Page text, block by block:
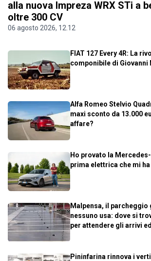
alla nuova Impreza WRX STi a
oltre 300 CV
06 agosto 2026, 12.12
FIAT 127 Every 4R: La
componibile di Giovanni
Alfa Romeo Stelvio
maxi sconto da 13.000
affare?
Ho provato la Mercedes-
prima elettrica che mi
Malpensa, il parcheggio
nessuno usa: dove si
per attendere gli arrivi
Pininfarina rinnova i